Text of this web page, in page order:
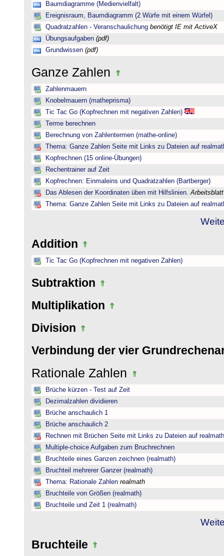
Baumdiagramme (Medienvielfalt)
Ereignisraum, Baumdiagramm (2 Würfe mit einem Würfel)
Quadratzahlen - Veranschaulichung benötigt IE mit ActiveX
Übungsaufgaben (pdf)
Grundwissen (pdf)
Ganze Zahlen
Zahlenmauern
Knobelmauern (matheprisma)
Tic Tac Go (Kopfrechnen mit negativen Zahlen)
Terme berechnen
Berechnung von Zahlentermen (mathe-online)
Thema: Ganze Zahlen Seite mit Links zu Dateien auf
Kopfrechnen (15 online-Übungen)
Rechentrainer auf Zeit
Kopfrechnen: Einmaleins und Quadratzahlen (Bartberger)
Das Ablesen der Koordinaten üben mit Hilfslinien.
Thema: Ganze Zahlen Seite mit Links zu Dateien auf
Addition
Tic Tac Go (Kopfrechnen mit negativen Zahlen)
Subtraktion
Multiplikation
Division
Verbindung der vier
Rationale Zahlen
Brüche kürzen - Test auf Zeit
Dezimalzahlen dividieren
Brüche anschaulich 1
Brüche anschaulich 2
Rechnen mit Brüchen Seite mit Links zu Dateien auf
Multiple-choice Aufgaben zum Bruchrechnen
Bruchteile eines Ganzen zeichnen (realmath)
Bruchteil mehrerer Ganzer (realmath)
Thema: Rationale Zahlen realmath
Bruchteile von Größen (realmath)
Bruchteile und Zeit 1 (realmath)
Bruchteile